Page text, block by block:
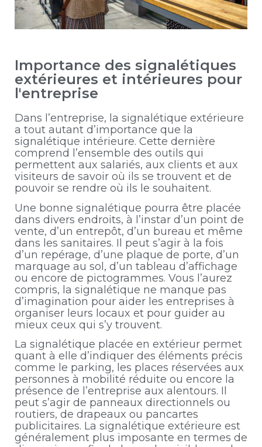
Importance des signalétiques
extérieures et intérieures pour
l'entreprise
Dans l’entreprise, la signalétique extérieure
a tout autant d’importance que la
signalétique intérieure. Cette dernière
comprend l’ensemble des outils qui
permettent aux salariés, aux clients et aux
visiteurs de savoir où ils se trouvent et de
pouvoir se rendre où ils le souhaitent.
Une bonne signalétique pourra être placée
dans divers endroits, à l’instar d’un point de
vente, d’un entrepôt, d’un bureau et même
dans les sanitaires. Il peut s’agir à la fois
d’un repérage, d’une plaque de porte, d’un
marquage au sol, d’un tableau d’affichage
ou encore de pictogrammes. Vous l’aurez
compris, la signalétique ne manque pas
d’imagination pour aider les entreprises à
organiser leurs locaux et pour guider au
mieux ceux qui s’y trouvent.
La signalétique placée en extérieur permet
quant à elle d’indiquer des éléments précis
comme le parking, les places réservées aux
personnes à mobilité réduite ou encore la
présence de l’entreprise aux alentours. Il
peut s’agir de panneaux directionnels ou
routiers, de drapeaux ou pancartes
publicitaires. La signalétique extérieure est
généralement plus imposante en termes de